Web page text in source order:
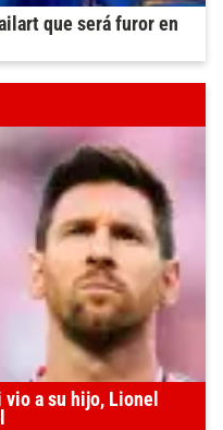
que será furor en
a su hijo, Lionel